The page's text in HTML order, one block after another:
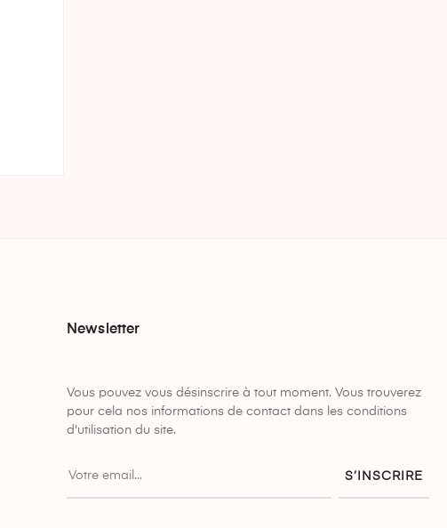
Newsletter
Vous pouvez vous désinscrire à tout moment. Vous trouverez
pour cela nos informations de contact dans les conditions
d'utilisation du site.
S’INSCRIRE